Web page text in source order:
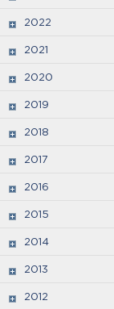
2022
2021
2020
2019
2018
2017
2016
2015
2014
2013
2012